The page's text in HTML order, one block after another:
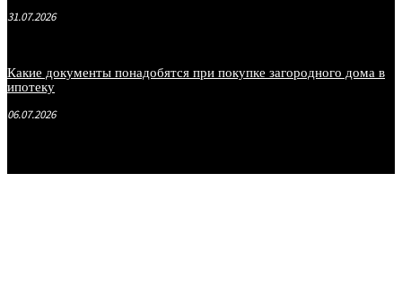
31.07.2026
Какие документы понадобятся при покупке загородного дома в
ипотеку
06.07.2026